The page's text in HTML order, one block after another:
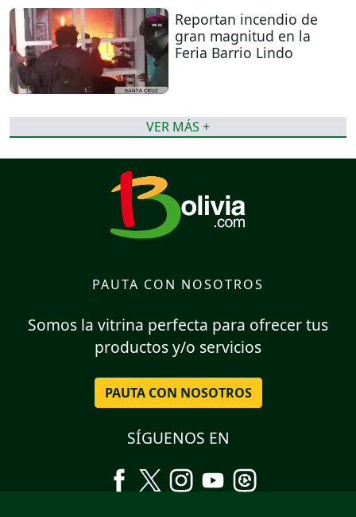
Reportan incendio de
gran magnitud en la
Feria Barrio Lindo
VER MÁS +
PAUTA CON NOSOTROS
Somos la vitrina perfecta para ofrecer tus
productos y/o servicios
PAUTA CON NOSOTROS
SÍGUENOS EN